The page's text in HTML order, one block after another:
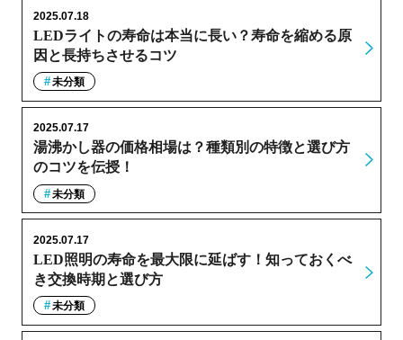
LEDライトの寿命は本当に長い？寿命を縮める原
因と長持ちさせるコツ
2025.07.18
未分類
湯沸かし器の価格相場は？種類別の特徴と選び方
のコツを伝授！
2025.07.17
未分類
LED照明の寿命を最大限に延ばす！知っておくべ
き交換時期と選び方
2025.07.17
未分類